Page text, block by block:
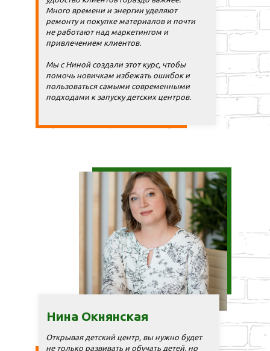
Много времени и энергии уделяют
ремонту и покупке материалов и почти
не работают над маркетингом и
привлечением клиентов.
Мы с Ниной создали этот курс, чтобы
помочь новичкам избежать ошибок и
пользоваться самыми современными
подходами к запуску детских центров.
Нина Окнянская
Открывая детский центр, вы нужно будет
не только развивать и обучать детей, но